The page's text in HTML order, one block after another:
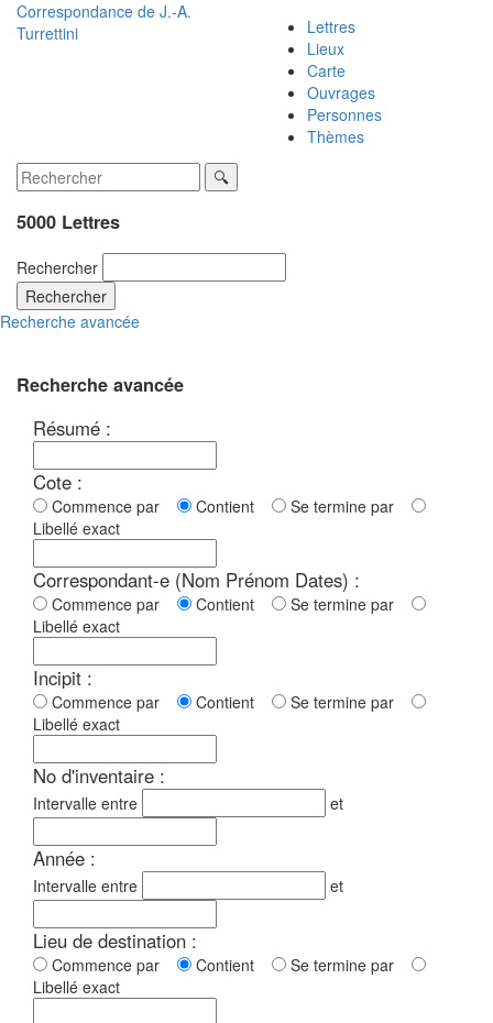
Correspondance de J.-A.
Turrettini
Lettres
Lieux
Carte
Ouvrages
Personnes
Thèmes
5000 Lettres
Rechercher
Rechercher
Recherche avancée
Recherche avancée
Résumé :
Cote :
Commence par Contient
Se termine par
Libellé exact
Correspondant-e (Nom Prénom Dates) :
Commence par Contient
Se termine par
Libellé exact
Incipit :
Commence par Contient
Se termine par
Libellé exact
No d'inventaire :
Intervalle entre et
Année :
Intervalle entre et
Lieu de destination :
Commence par Contient
Se termine par
Libellé exact